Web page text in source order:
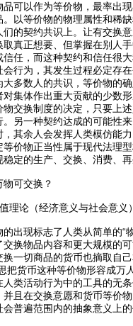
品可以作为等价物，最率出
。以等价物的物理属性和稀
们的契约共识上。让有交换
取真正想要、但掌握在别人
信任，而这种契约和信任很
会行为，其发生过程必定存
大多数人的共识，等价物的
对集体作出重大贡献的少数
物交换制度的决定，只要上
。另一种契约达成的可能性
，其余人会发挥人类模仿能
等价物正当性属于现代法理
稳定的生产、交换、消费、
物可交换？
理论（经济意义与社会意义
的出现标志了人类从简单的“
交换物品内容和更大规模的
换一切商品的货币也摘取自
把货币这种等价物形容成
人类活动行为中的工具的无
并且在交换意愿和货币等价
会普遍范围内的抽象意义上